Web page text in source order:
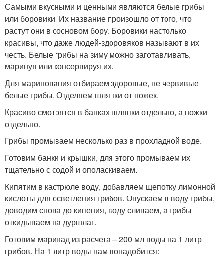
Самыми вкусными и ценными являются белые грибы
или боровики. Их название произошло от того, что
растут они в сосновом бору. Боровики настолько
красивы, что даже людей-здоровяков называют в их
честь. Белые грибы на зиму можно заготавливать,
маринуя или консервируя их.
Для маринования отбираем здоровые, не червивые
белые грибы. Отделяем шляпки от ножек.
Красиво смотрятся в банках шляпки отдельно, а ножки
отдельно.
Грибы промываем несколько раз в прохладной воде.
Готовим банки и крышки, для этого промываем их
тщательно с содой и ополаскиваем.
Кипятим в кастрюле воду, добавляем щепотку лимонной
кислоты для осветления грибов. Опускаем в воду грибы,
доводим снова до кипения, воду сливаем, а грибы
откидываем на дуршлаг.
Готовим маринад из расчета – 200 мл воды на 1 литр
грибов. На 1 литр воды нам понадобится: